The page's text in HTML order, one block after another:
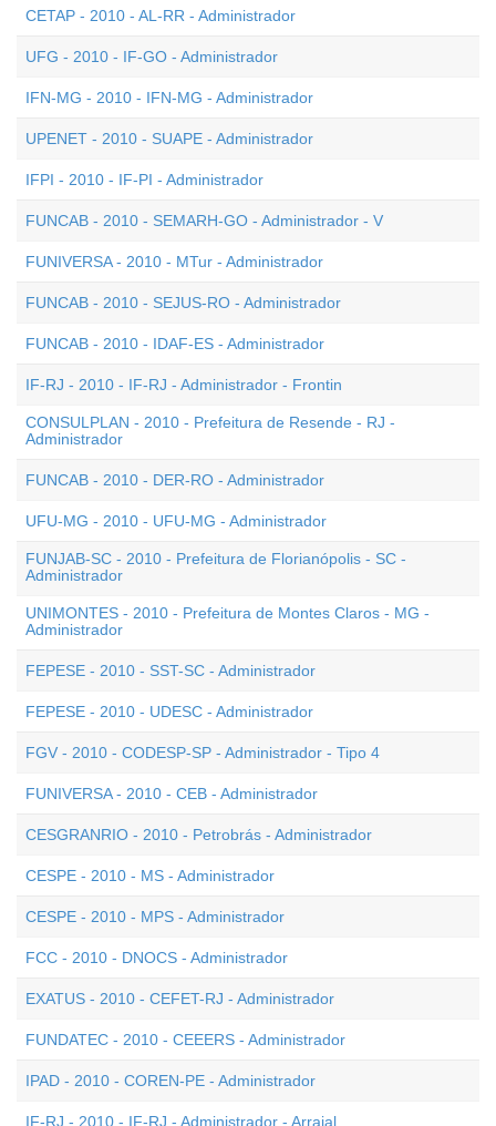
CETAP - 2010 - AL-RR - Administrador
UFG - 2010 - IF-GO - Administrador
IFN-MG - 2010 - IFN-MG - Administrador
UPENET - 2010 - SUAPE - Administrador
IFPI - 2010 - IF-PI - Administrador
FUNCAB - 2010 - SEMARH-GO - Administrador - V
FUNIVERSA - 2010 - MTur - Administrador
FUNCAB - 2010 - SEJUS-RO - Administrador
FUNCAB - 2010 - IDAF-ES - Administrador
IF-RJ - 2010 - IF-RJ - Administrador - Frontin
CONSULPLAN - 2010 - Prefeitura de Resende - RJ -
Administrador
FUNCAB - 2010 - DER-RO - Administrador
UFU-MG - 2010 - UFU-MG - Administrador
FUNJAB-SC - 2010 - Prefeitura de Florianópolis - SC -
Administrador
UNIMONTES - 2010 - Prefeitura de Montes Claros - MG -
Administrador
FEPESE - 2010 - SST-SC - Administrador
FEPESE - 2010 - UDESC - Administrador
FGV - 2010 - CODESP-SP - Administrador - Tipo 4
FUNIVERSA - 2010 - CEB - Administrador
CESGRANRIO - 2010 - Petrobrás - Administrador
CESPE - 2010 - MS - Administrador
CESPE - 2010 - MPS - Administrador
FCC - 2010 - DNOCS - Administrador
EXATUS - 2010 - CEFET-RJ - Administrador
FUNDATEC - 2010 - CEEERS - Administrador
IPAD - 2010 - COREN-PE - Administrador
IF-RJ - 2010 - IF-RJ - Administrador - Arraial